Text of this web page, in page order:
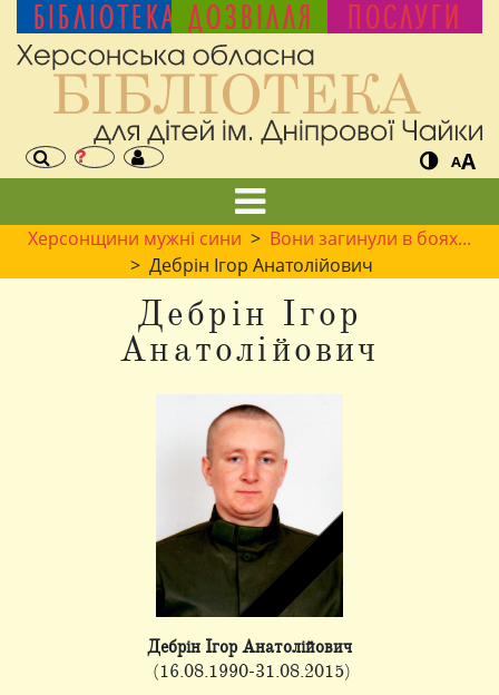
БІБЛІОТЕКА ДОЗВІЛЛЯ ПОСЛУГИ
AA
Херсонщини мужні сини > Вони загинули в боях...
> Дебрін Ігор Анатолійович
Дебрін Ігор
Анатолійович
Дебрін Ігор Анатолійович
(16.08.1990-31.08.2015)